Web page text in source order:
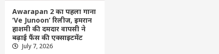
Awarapan 2 का पहला गाना
‘Ve Junoon’ रिलीज, इमरान
हाशमी की दमदार वापसी ने
बढ़ाई फैंस की एक्साइटमेंट
July 7, 2026
5
की जिम्मेदारी
Feature छत्तीसगढ़
1,000 की मदद बनी प्रीति के सपनों की ताकत,